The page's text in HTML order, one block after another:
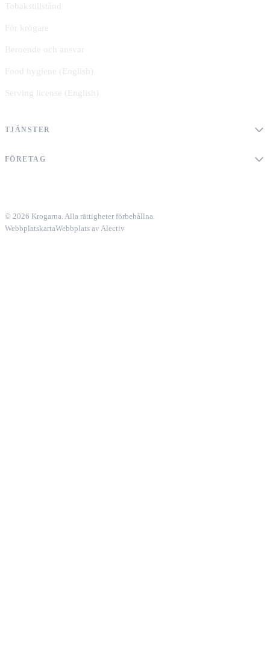
Tobakstillstånd
För krögare
Beroende och ansvar
Food hygiene (English)
Serving license (English)
TJÄNSTER
FÖRETAG
© 2026 Krogarna. Alla rättigheter förbehållna.
WebbplatskartaWebbplats av Alectiv